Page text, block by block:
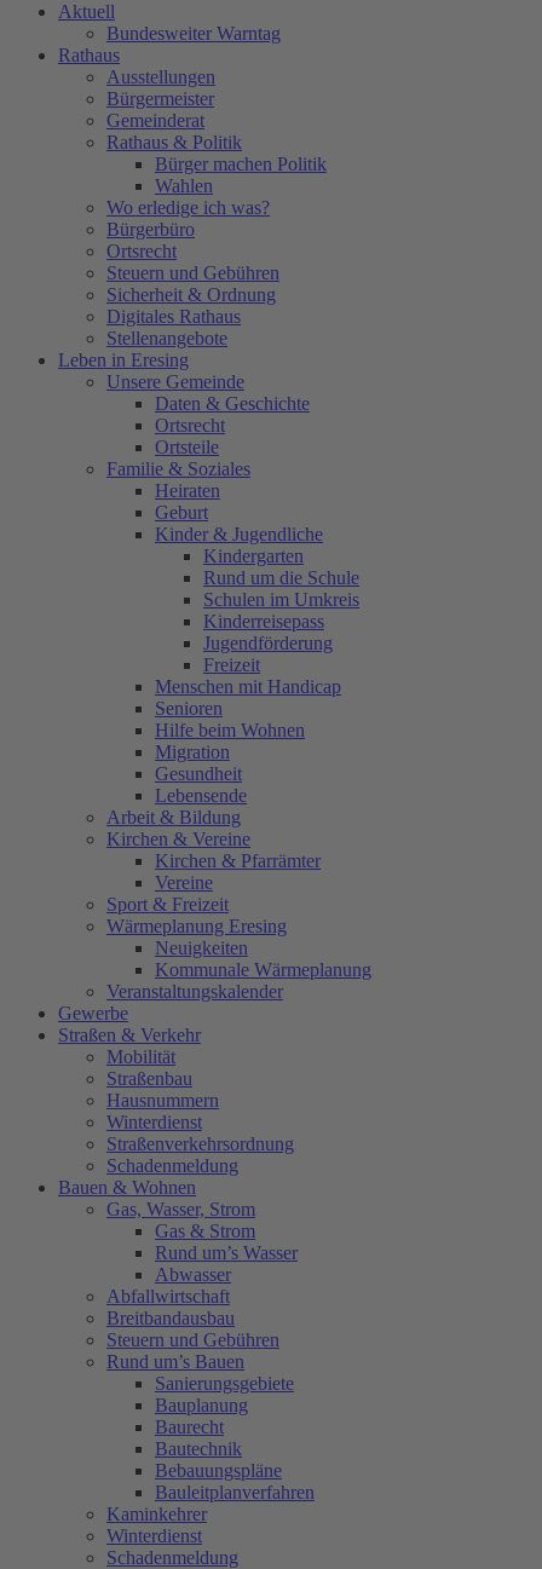
Aktuell
Bundesweiter Warntag
Rathaus
Ausstellungen
Bürgermeister
Gemeinderat
Rathaus & Politik
Bürger machen Politik
Wahlen
Wo erledige ich was?
Bürgerbüro
Ortsrecht
Steuern und Gebühren
Sicherheit & Ordnung
Digitales Rathaus
Stellenangebote
Leben in Eresing
Unsere Gemeinde
Daten & Geschichte
Ortsrecht
Ortsteile
Familie & Soziales
Heiraten
Geburt
Kinder & Jugendliche
Kindergarten
Rund um die Schule
Schulen im Umkreis
Kinderreisepass
Jugendförderung
Freizeit
Menschen mit Handicap
Senioren
Hilfe beim Wohnen
Migration
Gesundheit
Lebensende
Arbeit & Bildung
Kirchen & Vereine
Kirchen & Pfarrämter
Vereine
Sport & Freizeit
Wärmeplanung Eresing
Neuigkeiten
Kommunale Wärmeplanung
Veranstaltungskalender
Gewerbe
Straßen & Verkehr
Mobilität
Straßenbau
Hausnummern
Winterdienst
Straßenverkehrsordnung
Schadenmeldung
Bauen & Wohnen
Gas, Wasser, Strom
Gas & Strom
Rund um’s Wasser
Abwasser
Abfallwirtschaft
Breitbandausbau
Steuern und Gebühren
Rund um’s Bauen
Sanierungsgebiete
Bauplanung
Baurecht
Bautechnik
Bebauungspläne
Bauleitplanverfahren
Kaminkehrer
Winterdienst
Schadenmeldung